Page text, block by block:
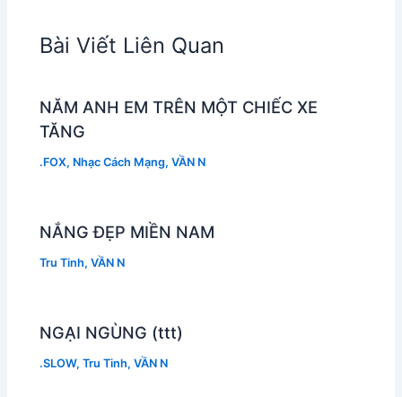
Bài Viết Liên Quan
NĂM ANH EM TRÊN MỘT CHIẾC XE
TĂNG
.FOX, Nhạc Cách Mạng,VẦN N
NẮNG ĐẸP MIỀN NAM
Tru Tinh,VẦN N
NGẠI NGÙNG (ttt)
.SLOW,Tru Tinh,VẦN N